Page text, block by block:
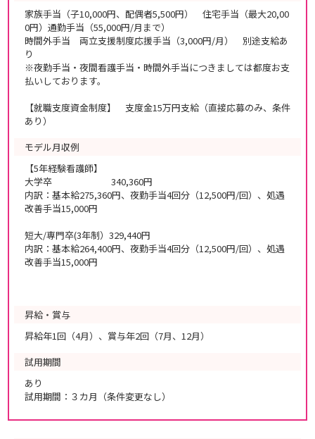
家族手当（子10,000円、配偶者5,500円） 住宅手当（最大20,00
0円）通勤手当（55,000円/月まで）
時間外手当 両立支援制度応援手当（3,000円/月） 別途支給あ
り
※夜勤手当・夜間看護手当・時間外手当につきましては都度お支
払いしております。
【就職支度資金制度】 支度金15万円支給（直接応募のみ、条件
あり）
モデル月収例
【5年経験看護師】
大学卒 340,360円
内訳：基本給275,360円、夜勤手当4回分（12,500円/回）、処遇
改善手当15,000円
短大/専門卒(3年制）329,440円
内訳：基本給264,400円、夜勤手当4回分（12,500円/回）、処遇
改善手当15,000円
昇給・賞与
昇給年1回（4月）、賞与年2回（7月、12月）
試用期間
あり
試用期間：３カ月（条件変更なし）